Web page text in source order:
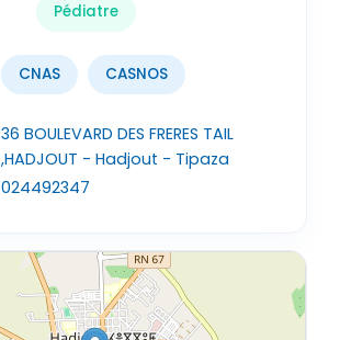
Pédiatre
CNAS CASNOS
36 BOULEVARD DES FRERES TAIL
,HADJOUT - Hadjout - Tipaza
024492347